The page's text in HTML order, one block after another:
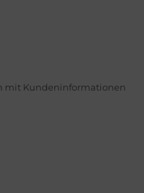
mit Kundeninformationen